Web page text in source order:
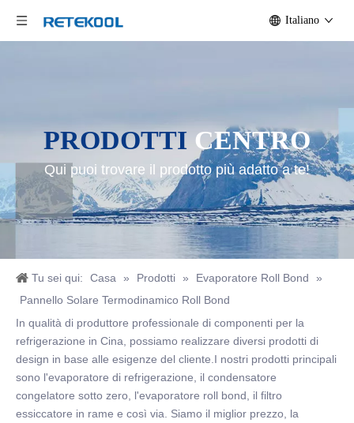
Italiano
PRODOTTI CENTRO
Qui puoi trovare il prodotto più adatto a te!
Tu sei qui: Casa » Prodotti » Evaporatore Roll Bond
»
Pannello Solare Termodinamico Roll Bond
In qualità di produttore professionale di componenti per la
refrigerazione in Cina, possiamo realizzare diversi prodotti di
design in base alle esigenze del cliente.I nostri prodotti principali
sono l'evaporatore di refrigerazione, il condensatore
congelatore sotto zero, l'evaporatore roll bond, il filtro
essiccatore in rame e così via. Siamo il miglior prezzo, la